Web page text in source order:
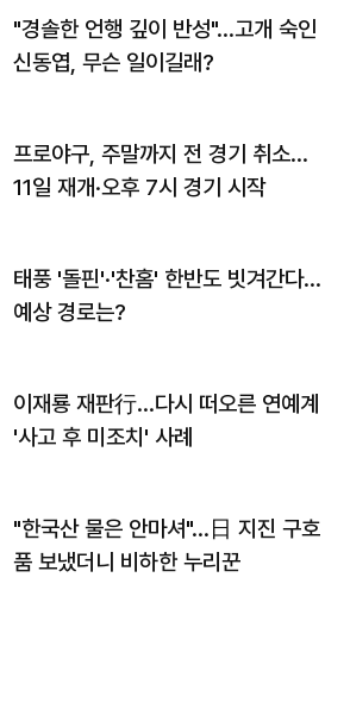
"경솔한 언행 깊이 반성"…고개 숙인
신동엽, 무슨 일이길래?
프로야구, 주말까지 전 경기 취소…
11일 재개·오후 7시 경기 시작
태풍 '돌핀'·'찬홈' 한반도 빗겨간다…
예상 경로는?
이재룡 재판行…다시 떠오른 연예계
'사고 후 미조치' 사례
"한국산 물은 안마셔"…日 지진 구호
품 보냈더니 비하한 누리꾼